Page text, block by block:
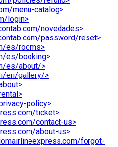
menu-catalog>
login>
novedades>
password/reset>
es/rooms>
es/booking>
es/about/>
en/gallery/>
policy>
ticket>
contact-us>
about-us>
forgot-